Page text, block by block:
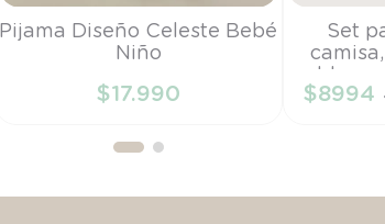
Talla
AÑADIR AL CARRITO
Pijama Diseño Celeste Bebé
Niño
$17.990
Talla
TU
Set
$8994